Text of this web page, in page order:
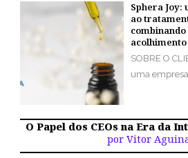
Sphera Joy:
ao
acolhimento
SOBRE O
uma
O Papel dos CEOs na Era da
por Vitor